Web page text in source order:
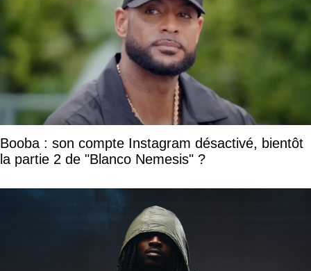
Booba : son compte Instagram désactivé, bientôt
la partie 2 de "Blanco Nemesis" ?